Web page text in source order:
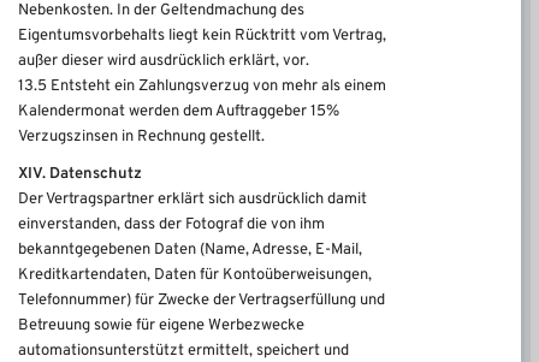
Nebenkosten. In der Geltendmachung des
Eigentumsvorbehalts liegt kein Rücktritt vom Vertrag,
außer dieser wird ausdrücklich erklärt, vor.
13.5 Entsteht ein Zahlungsverzug von mehr als einem
Kalendermonat werden dem Auftraggeber 15%
Verzugszinsen in Rechnung gestellt.
XIV. Datenschutz
Der Vertragspartner erklärt sich ausdrücklich damit
einverstanden, dass der Fotograf die von ihm
bekanntgegebenen Daten (Name, Adresse, E-Mail,
Kreditkartendaten, Daten für Kontoüberweisungen,
Telefonnummer) für Zwecke der Vertragserfüllung und
Betreuung sowie für eigene Werbezwecke
automationsunterstützt ermittelt, speichert und